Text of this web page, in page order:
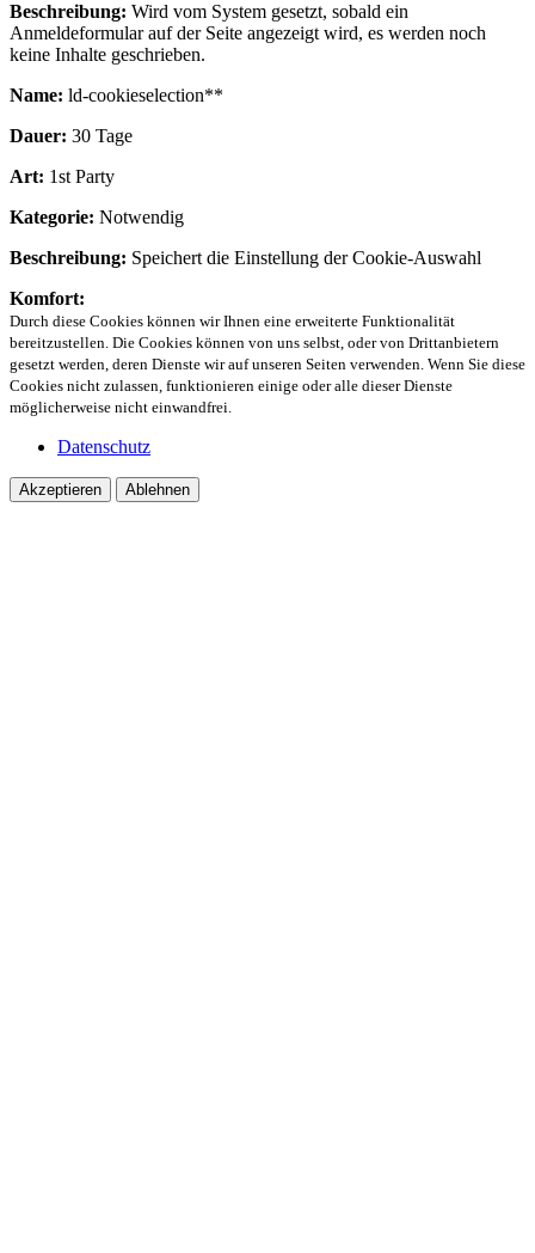
Beschreibung: Wird vom System gesetzt, sobald ein
Anmeldeformular auf der Seite angezeigt wird, es werden noch
keine Inhalte geschrieben.
Name: ld-cookieselection**
Dauer: 30 Tage
Art: 1st Party
Kategorie: Notwendig
Beschreibung: Speichert die Einstellung der Cookie-Auswahl
Komfort:
Durch diese Cookies können wir Ihnen eine erweiterte Funktionalität
bereitzustellen. Die Cookies können von uns selbst, oder von Drittanbietern
gesetzt werden, deren Dienste wir auf unseren Seiten verwenden. Wenn Sie diese
Cookies nicht zulassen, funktionieren einige oder alle dieser Dienste
möglicherweise nicht einwandfrei.
Datenschutz
Akzeptieren Ablehnen